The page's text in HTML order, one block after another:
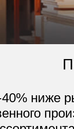
ниже